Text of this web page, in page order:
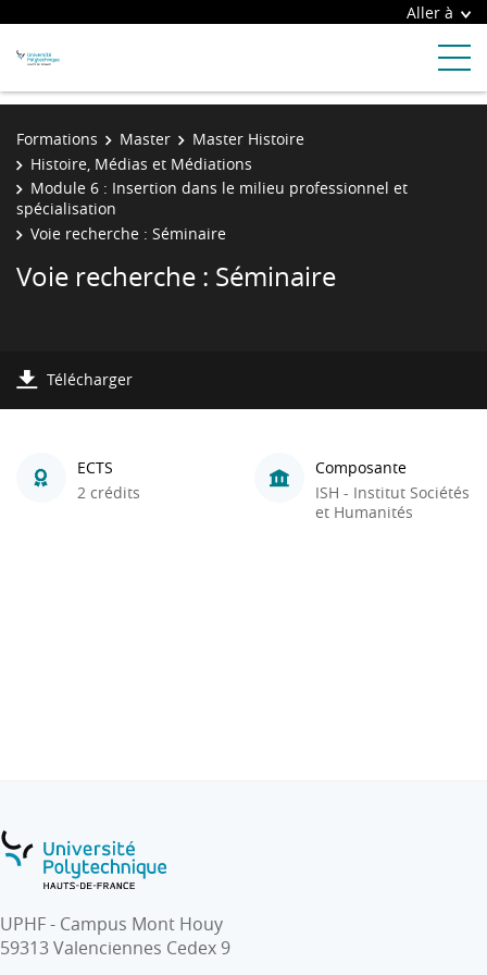
Aller à
Formations Master
Master Histoire
Histoire, Médias et Médiations
Module 6 : Insertion dans le milieu professionnel et
spécialisation
Voie recherche : Séminaire
Voie recherche : Séminaire
Télécharger
ECTS
2 crédits
Composante
ISH - Institut Sociétés
et Humanités
UPHF - Campus Mont Houy
59313 Valenciennes Cedex 9